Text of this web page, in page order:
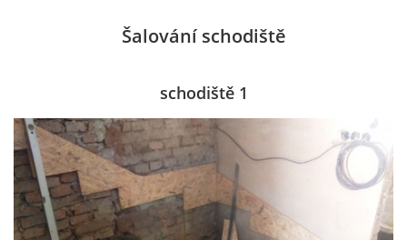
KONTAKTY
3D VIZUALIZACE
Šalování schodiště
schodiště 1